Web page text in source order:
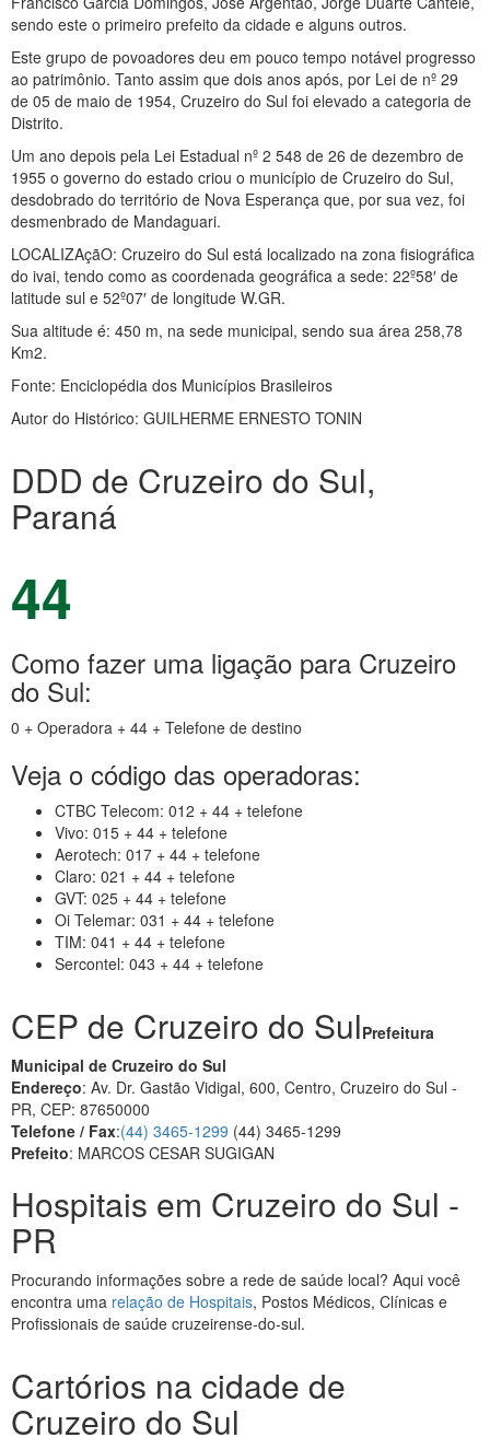
sendo este o primeiro prefeito da cidade e alguns outros.
Este grupo de povoadores deu em pouco tempo notável progresso
ao patrimônio. Tanto assim que dois anos após, por Lei de nº 29
de 05 de maio de 1954, Cruzeiro do Sul foi elevado a categoria de
Distrito.
Um ano depois pela Lei Estadual nº 2 548 de 26 de dezembro de
1955 o governo do estado criou o município de Cruzeiro do Sul,
desdobrado do território de Nova Esperança que, por sua vez, foi
desmenbrado de Mandaguari.
LOCALIZAçãO: Cruzeiro do Sul está localizado na zona fisiográfica
do ivai, tendo como as coordenada geográfica a sede: 22º58′ de
latitude sul e 52º07′ de longitude W.GR.
Sua altitude é: 450 m, na sede municipal, sendo sua área 258,78
Km2.
Fonte: Enciclopédia dos Municípios Brasileiros
Autor do Histórico: GUILHERME ERNESTO TONIN
DDD de Cruzeiro do Sul,
Paraná
44
Como fazer uma ligação para Cruzeiro
do Sul:
0 + Operadora + 44 + Telefone de destino
Veja o código das operadoras:
CTBC Telecom: 012 + 44 + telefone
Vivo: 015 + 44 + telefone
Aerotech: 017 + 44 + telefone
Claro: 021 + 44 + telefone
GVT: 025 + 44 + telefone
Oi Telemar: 031 + 44 + telefone
TIM: 041 + 44 + telefone
Sercontel: 043 + 44 + telefone
CEP de Cruzeiro do SulPrefeitura
Municipal de Cruzeiro do Sul
Endereço: Av. Dr. Gastão Vidigal, 600, Centro, Cruzeiro do Sul -
PR, CEP: 87650000
Telefone / Fax:(44) 3465-1299 (44) 3465-1299
Prefeito: MARCOS CESAR SUGIGAN
Hospitais em Cruzeiro do Sul -
PR
Procurando informações sobre a rede de saúde local? Aqui você
encontra uma relação de Hospitais, Postos Médicos, Clínicas e
Profissionais de saúde cruzeirense-do-sul.
Cartórios na cidade de
Cruzeiro do Sul